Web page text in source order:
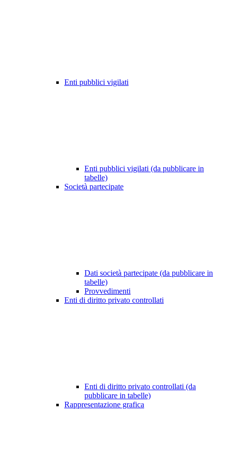
Enti pubblici vigilati
Enti pubblici vigilati (da pubblicare in
tabelle)
Società partecipate
Dati società partecipate (da pubblicare in
tabelle)
Provvedimenti
Enti di diritto privato controllati
Enti di diritto privato controllati (da
pubblicare in tabelle)
Rappresentazione grafica